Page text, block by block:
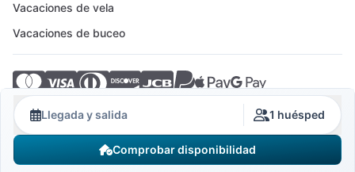
Llegada y salida 1 huésped
Comprobar disponibilidad
Vacaciones de vela
Vacaciones de buceo
© 2026 Crovillas GmbH